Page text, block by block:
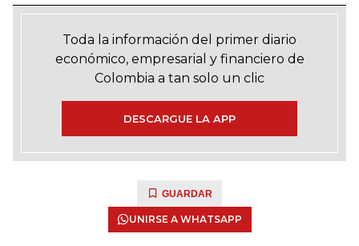
Toda la información del primer diario
económico, empresarial y financiero de
Colombia a tan solo un clic
DESCARGUE LA APP
GUARDAR
UNIRSE A WHATSAPP